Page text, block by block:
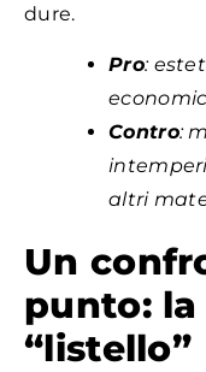
dure.
Pro:
Contro:
altri
Un
punto: la
“listello”